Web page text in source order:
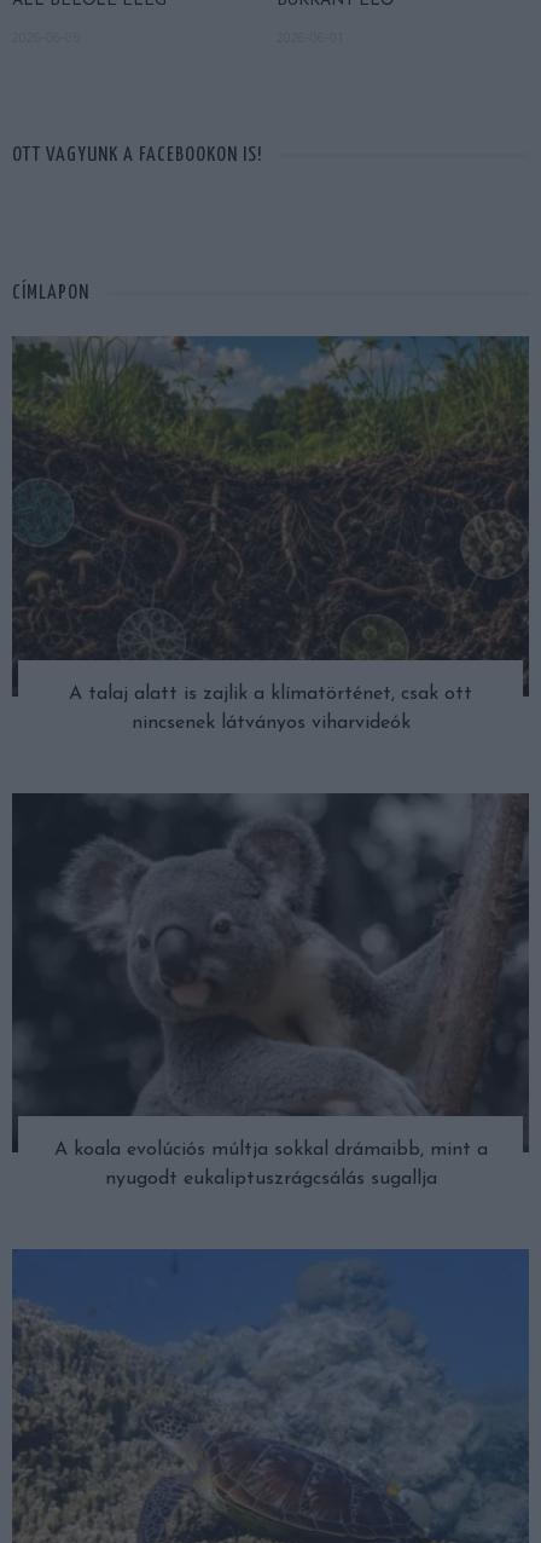
OTT VAGYUNK A FACEBOOKON IS!
CÍMLAPON
A talaj alatt is zajlik a klímatörténet, csak ott
nincsenek látványos viharvideók
A koala evolúciós múltja sokkal drámaibb, mint a
nyugodt eukaliptuszrágcsálás sugallja